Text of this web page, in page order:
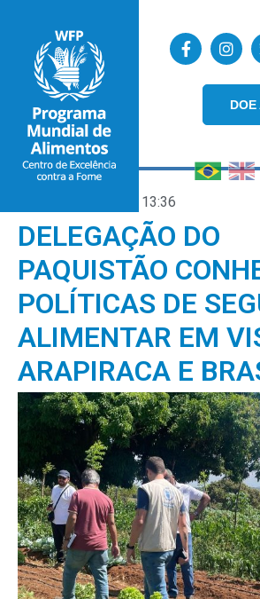
DOE
13:36
DELEGAÇÃO DO
PAQUISTÃO
POLÍTICAS DE
ALIMENTAR EM
ARAPIRACA E